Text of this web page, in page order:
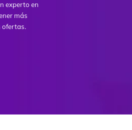
experto en
más
ofertas.